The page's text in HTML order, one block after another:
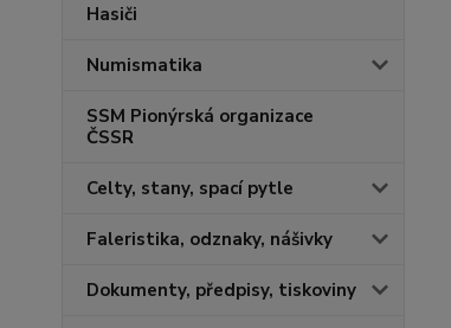
Hasiči
Numismatika
SSM Pionýrská organizace
ČSSR
Celty, stany, spací pytle
Faleristika, odznaky, nášivky
Dokumenty, předpisy, tiskoviny